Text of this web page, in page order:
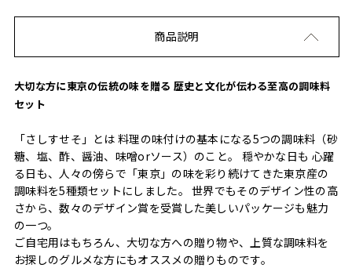
商品説明
大切な方に東京の伝統の味を贈る 歴史と文化が伝わる至高の調味料
セット
「さしすせそ」とは 料理の味付けの基本になる5つの調味料（砂
糖、塩、酢、醤油、味噌orソース）のこと。 穏やかな日も 心躍
る日も、人々の傍らで「東京」の味を彩り続けてきた東京産の
調味料を5種類セットにしました。 世界でもそのデザイン性の高
さから、数々のデザイン賞を受賞した美しいパッケージも魅力
の一つ。
ご自宅用はもちろん、大切な方への贈り物や、上質な調味料を
お探しのグルメな方にもオススメの贈りものです。